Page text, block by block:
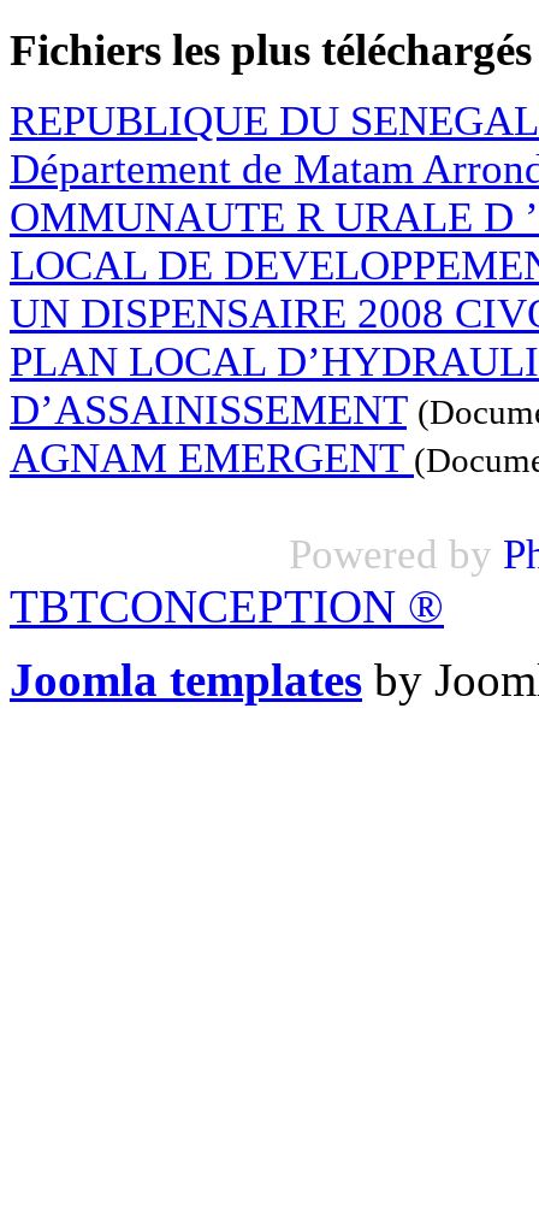
Fichiers les plus téléchargés
REPUBLIQUE DU
Département de Matam
OMMUNAUTE R URALE D
LOCAL DE
UN DISPENSAIRE 2008
PLAN LOCAL
D’ASSAINISSEMENT
AGNAM EMERGENT
Powered by
TBTCONCEPTION ®
Joomla templates by